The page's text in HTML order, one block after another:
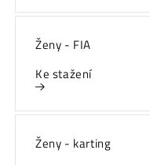
Ženy - FIA
Ke stažení
Ženy - karting